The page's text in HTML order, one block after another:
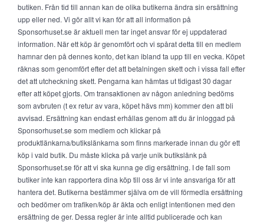
butiken. Från tid till annan kan de olika butikerna ändra sin ersättning
upp eller ned. Vi gör allt vi kan för att all information på
Sponsorhuset.se är aktuell men tar inget ansvar för ej uppdaterad
information. När ett köp är genomfört och vi spårat detta till en medlem
hamnar den på dennes konto, det kan ibland ta upp till en vecka. Köpet
räknas som genomfört efter det att betalningen skett och i vissa fall efter
det att utcheckning skett. Pengarna kan hämtas ut tidigast 30 dagar
efter att köpet gjorts. Om transaktionen av någon anledning bedöms
som avbruten (t ex retur av vara, köpet hävs mm) kommer den att bli
avvisad. Ersättning kan endast erhållas genom att du är inloggad på
Sponsorhuset.se som medlem och klickar på
produktlänkarna/butikslänkarna som finns markerade innan du gör ett
köp i vald butik. Du måste klicka på varje unik butikslänk på
Sponsorhuset.se för att vi ska kunna ge dig ersättning. I de fall som
butiker inte kan rapportera dina köp till oss är vi inte ansvariga för att
hantera det. Butikerna bestämmer själva om de vill förmedla ersättning
och bedömer om trafiken/köp är äkta och enligt intentionen med den
ersättning de ger. Dessa regler är inte alltid publicerade och kan